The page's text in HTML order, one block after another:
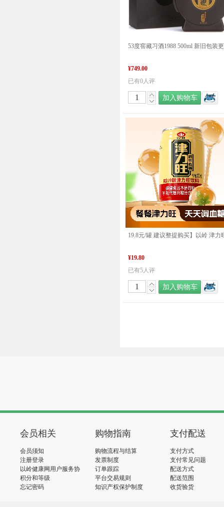
¥749.00
已有0人评
加入购物车
¥19.80
已有5人评
加入购物车
会员相关
会员须知
注册登录
以岭健康网用户服务协
议
积分和等级
忘记密码
购物指南
购物流程与结算
发票制度
订单跟踪
平台交易规则
知识产权保护制度
支付配送
支付方式
支付常见问题
配送方式
配送范围
收货验货